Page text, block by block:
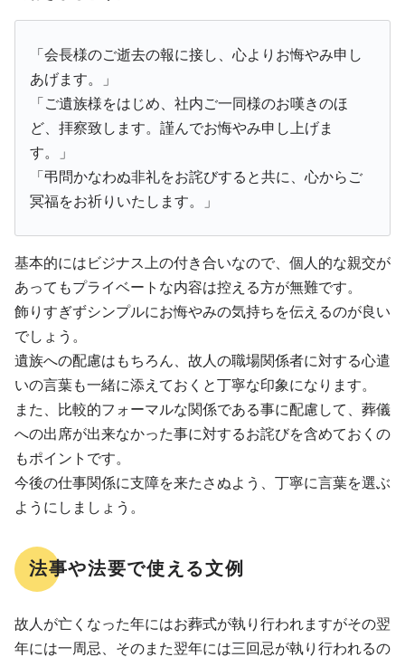
「会長様のご逝去の報に接し、心よりお悔やみ申し
あげます。」
「ご遺族様をはじめ、社内ご一同様のお嘆きのほ
ど、拝察致します。謹んでお悔やみ申し上げま
す。」
「弔問かなわぬ非礼をお詫びすると共に、心からご
冥福をお祈りいたします。」
基本的にはビジナス上の付き合いなので、個人的な親交が
あってもプライベートな内容は控える方が無難です。
飾りすぎずシンプルにお悔やみの気持ちを伝えるのが良い
でしょう。
遺族への配慮はもちろん、故人の職場関係者に対する心遣
いの言葉も一緒に添えておくと丁寧な印象になります。
また、比較的フォーマルな関係である事に配慮して、葬儀
への出席が出来なかった事に対するお詫びを含めておくの
もポイントです。
今後の仕事関係に支障を来たさぬよう、丁寧に言葉を選ぶ
ようにしましょう。
法事や法要で使える文例
故人が亡くなった年にはお葬式が執り行われますがその翌
年には一周忌、そのまた翌年には三回忌が執り行われるの